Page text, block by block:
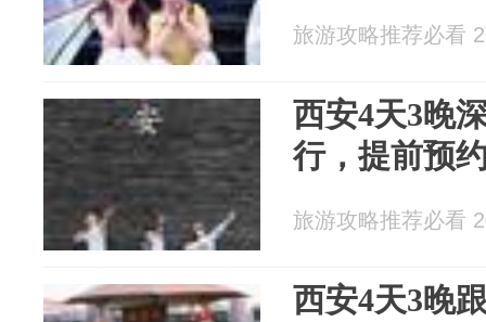
旅游攻略推荐必看
西安4天3晚
行，提前预
旅游攻略推荐必看
西安4天3晚